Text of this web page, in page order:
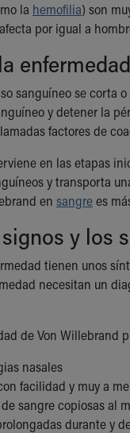
la hemofilia) son
por igual a
sanguíneo se corta
y detener la
factores de
en las etapas
y transporta
en sangrees
y los
tienen unos
necesitan un
de Von Willebrand
nasales
facilidad y muy a
sangre copiosas al
durante y